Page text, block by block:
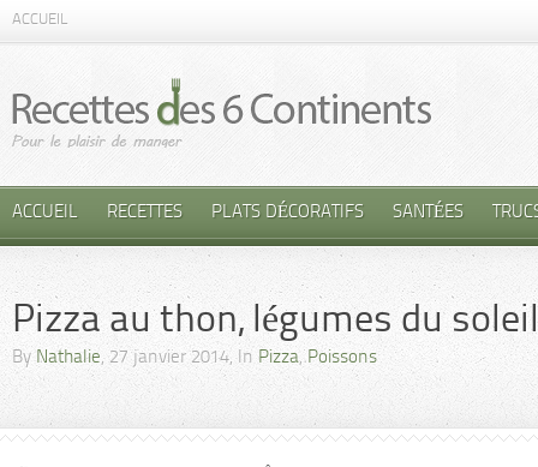
ACCUEIL
ACCUEIL RECETTES PLATS DÉCORATIFS SANTÉES
Pizza au thon, légumes du
By Nathalie, 27 janvier 2014, In Pizza,Poissons